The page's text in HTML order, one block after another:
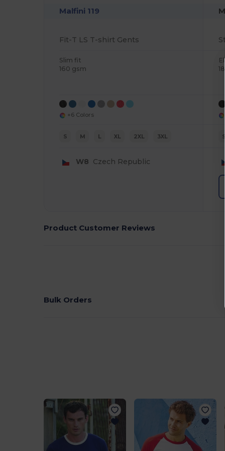
Malfini 119
Fit-T LS T-shirt Gents
Slim fit
160 gsm
+6 Colors
S M L XL 2XL 3XL
W8 Czech Republic
S
Product Customer Reviews
Bulk Orders